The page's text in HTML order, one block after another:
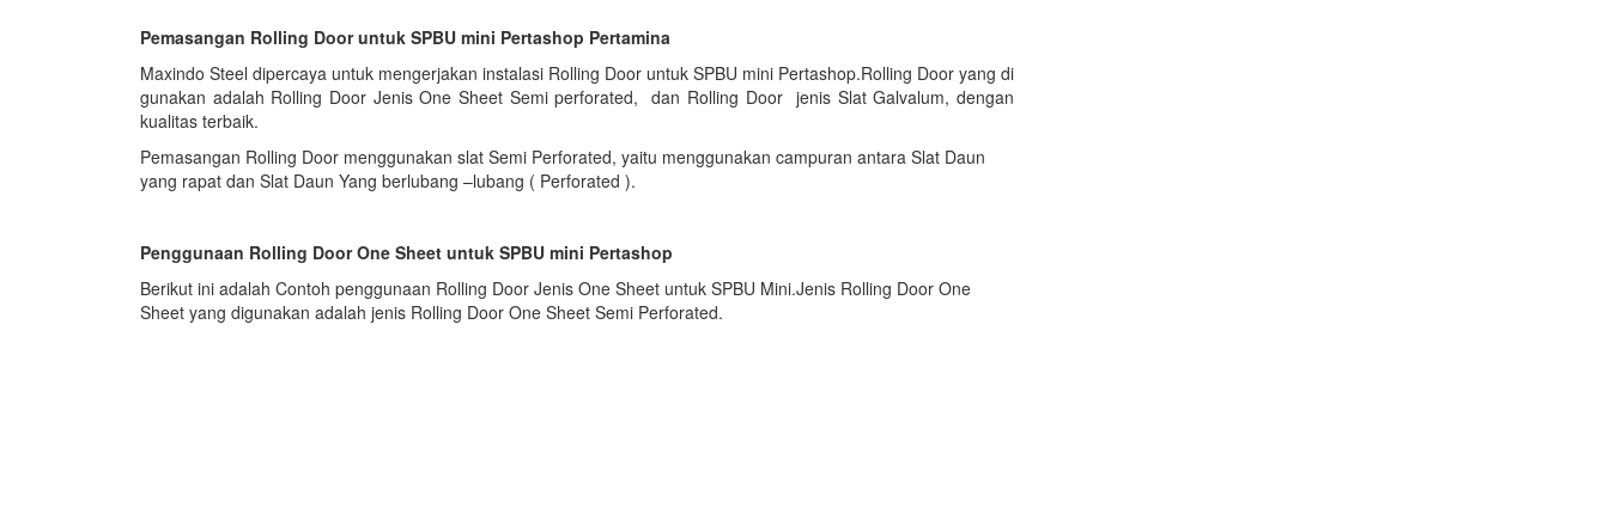
Pemasangan Rolling Door untuk SPBU mini Pertashop Pertamina
Maxindo Steel dipercaya untuk mengerjakan instalasi Rolling Door untuk SPBU mini Pertashop.Rolling Door yang di
gunakan adalah Rolling Door Jenis One Sheet Semi perforated, dan Rolling Door jenis Slat Galvalum, dengan
kualitas terbaik.
Pemasangan Rolling Door menggunakan slat Semi Perforated, yaitu menggunakan campuran antara Slat Daun
yang rapat dan Slat Daun Yang berlubang –lubang ( Perforated ).
Penggunaan Rolling Door One Sheet untuk SPBU mini Pertashop
Berikut ini adalah Contoh penggunaan Rolling Door Jenis One Sheet untuk SPBU Mini.Jenis Rolling Door One
Sheet yang digunakan adalah jenis Rolling Door One Sheet Semi Perforated.